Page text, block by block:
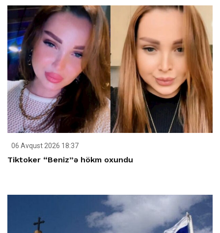
06 Avqust 2026 18:37
Tiktoker “Beniz”ə hökm oxundu